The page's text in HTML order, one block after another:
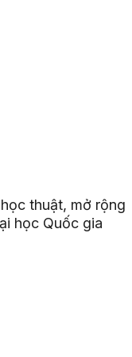
thuật, mở rộng
học Quốc gia